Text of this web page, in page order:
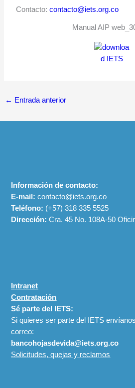
Contacto:contacto@iets.org.co
Manual AIP
← Entrada anterior
Información de contacto:
E-mail: contacto@iets.org.co
Teléfono: (+57)318 335 5525
Dirección: Cra. 45 No. 108A-50
Intranet
Contratación
Sé parte del IETS:
Si quieres ser parte del IETS
correo:
bancohojasdevida@iets.org.co
Solicitudes, quejas y reclamos